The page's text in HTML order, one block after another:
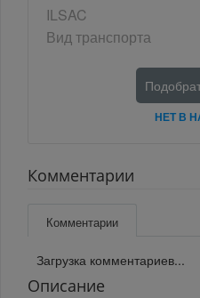
ILSAC
Вид транспорта
НЕТ В
Комментарии
Комментарии
Загрузка комментариев...
Описание